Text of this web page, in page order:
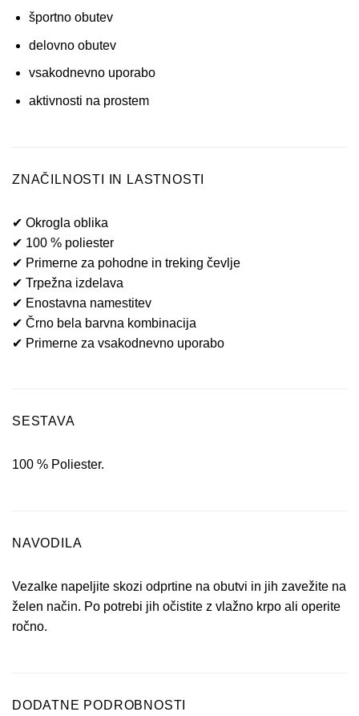
športno obutev
delovno obutev
vsakodnevno uporabo
aktivnosti na prostem
ZNAČILNOSTI IN LASTNOSTI
✔ Okrogla oblika
✔ 100 % poliester
✔ Primerne za pohodne in treking čevlje
✔ Trpežna izdelava
✔ Enostavna namestitev
✔ Črno bela barvna kombinacija
✔ Primerne za vsakodnevno uporabo
SESTAVA
100 % Poliester.
NAVODILA
Vezalke napeljite skozi odprtine na obutvi in jih zavežite na
želen način. Po potrebi jih očistite z vlažno krpo ali operite
ročno.
DODATNE PODROBNOSTI